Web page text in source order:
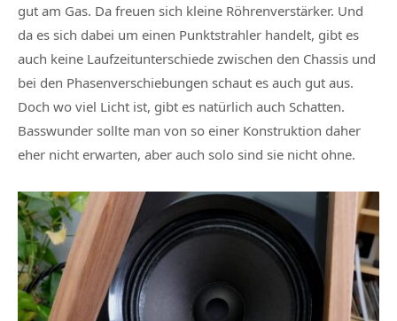
gut am Gas. Da freuen sich kleine Röhrenverstärker. Und
da es sich dabei um einen Punktstrahler handelt, gibt es
auch keine Laufzeitunterschiede zwischen den Chassis und
bei den Phasenverschiebungen schaut es auch gut aus.
Doch wo viel Licht ist, gibt es natürlich auch Schatten.
Basswunder sollte man von so einer Konstruktion daher
eher nicht erwarten, aber auch solo sind sie nicht ohne.